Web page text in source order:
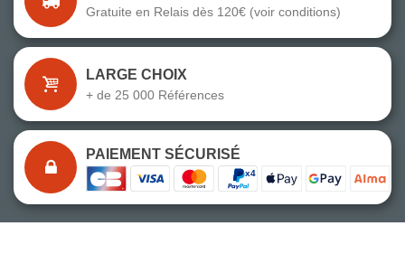
Gratuite en Relais dès 120€ (voir conditions)
LARGE CHOIX
+ de 25 000 Références
PAIEMENT SÉCURISÉ